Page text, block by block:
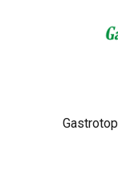
Gastrotop